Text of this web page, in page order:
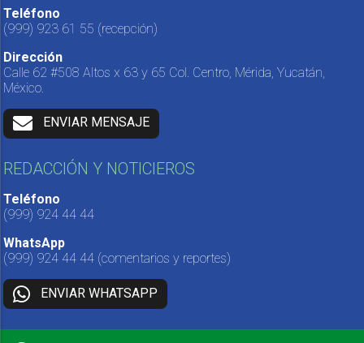
Teléfono
(999) 923 61 55 (recepción)
Dirección
Calle 62 #508 Altos x 63 y 65 Col. Centro, Mérida, Yucatán,
México.
ENVIAR MENSAJE
REDACCIÓN Y NOTICIEROS
Teléfono
(999) 924 44 44
WhatsApp
(999) 924 44 44 (comentarios y reportes)
ENVIAR WHATSAPP